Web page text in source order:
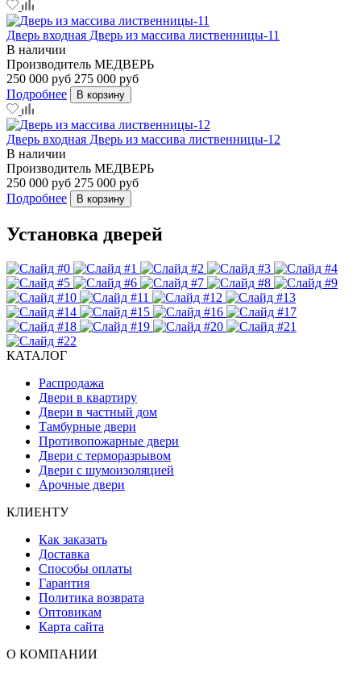
Дверь входная Дверь из массива лиственницы-11
В наличии
Производитель МЕДВЕРЬ
250 000 руб 275 000 руб
Подробнее
В корзину
Дверь входная Дверь из массива лиственницы-12
В наличии
Производитель МЕДВЕРЬ
250 000 руб 275 000 руб
Подробнее
В корзину
Установка дверей
КАТАЛОГ
Распродажа
Двери в квартиру
Двери в частный дом
Тамбурные двери
Противопожарные двери
Двери с терморазрывом
Двери с шумоизоляцией
Арочные двери
КЛИЕНТУ
Как заказать
Доставка
Способы оплаты
Гарантия
Политика возврата
Оптовикам
Карта сайта
О КОМПАНИИ